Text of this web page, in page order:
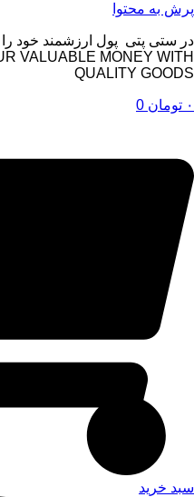
پرش به محتوا
VALUABLE MONEY WITH
QUALITY GOODS
۰ تومان 0
سبد خرید